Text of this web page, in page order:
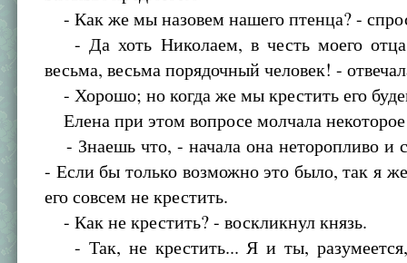
- Как же мы назовем нашего птенца? -
- Да хоть Николаем, в честь моего
весьма, весьма порядочный человек! -
- Хорошо; но когда же мы крестить его
Елена при этом вопросе молчала
- Знаешь что, - начала она неторопливо и
- Если бы только возможно это было, так я
его совсем не крестить.
- Как не крестить? - воскликнул князь.
- Так, не крестить... Я и ты,